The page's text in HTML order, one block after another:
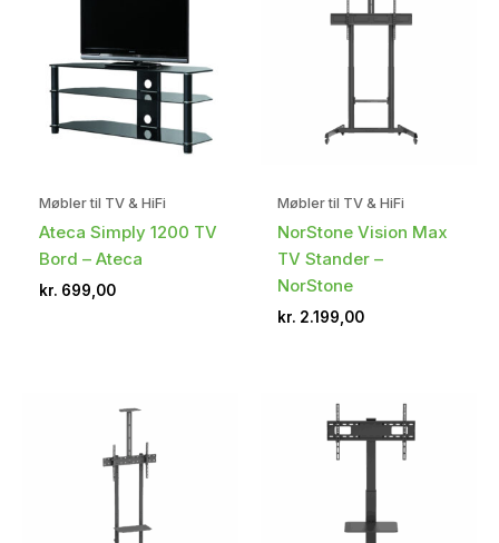
Møbler til TV & HiFi
Ateca Simply 1200 TV
Bord – Ateca
kr. 699,00
Møbler til TV & HiFi
NorStone Vision Max
TV Stander –
NorStone
kr. 2.199,00